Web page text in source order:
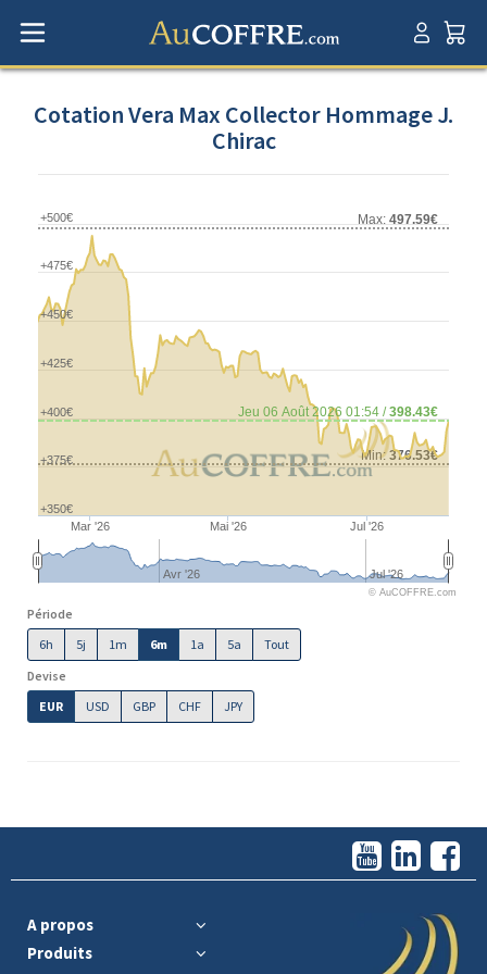
Cotation Vera Max Collector Hommage J.
Chirac
Min:376.53€
Max: 497.59€
Jeu 06 Août 2026 01:54 /398.43€
Mar '26 Mai '26 Jul '26
Avr '26 Jul '26
+350€
+375€
+400€
+425€
+450€
+475€
+500€
© AuCOFFRE.com
Période
6h
5j 1m 6m 1a 5a
Tout
Devise
EUR
USD GBP CHF JPY
A propos
Produits